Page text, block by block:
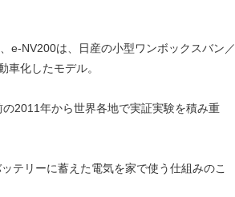
e-NV200は、日産の小型ワンボックスバン／
車化したモデル。
2011年から世界各地で実証実験を積み重
テリーに蓄えた電気を家で使う仕組みのこ